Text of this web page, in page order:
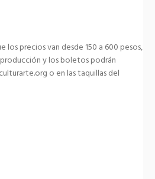
los precios van desde 150 a 600 pesos,
y los boletos podrán
o en las taquillas del